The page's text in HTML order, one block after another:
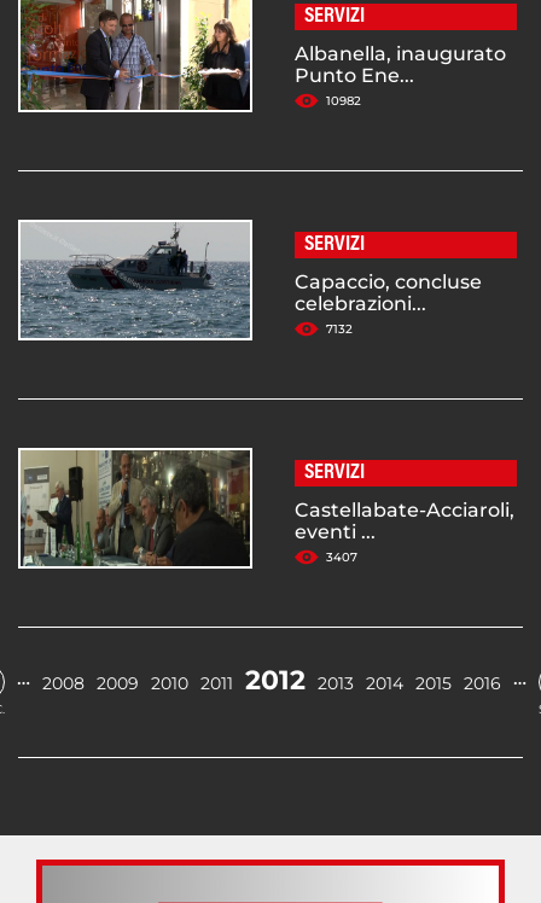
SERVIZI
Albanella, inaugurato
Punto Ene...
10982
SERVIZI
Capaccio, concluse
celebrazioni...
7132
SERVIZI
Castellabate-Acciaroli,
eventi ...
3407
… 2008 2009 2010 2011 2012 2013 2014 2015 2016 …